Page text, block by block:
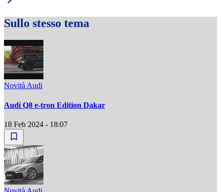
Sullo stesso tema
Novità Audi
Audi Q8 e-tron Edition Dakar
18 Feb 2024 - 18:07